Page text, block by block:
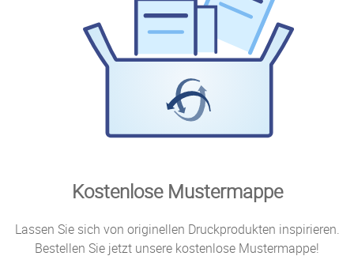
Kostenlose Mustermappe
Lassen Sie sich von originellen Druckprodukten inspirieren.
Bestellen Sie jetzt unsere kostenlose Mustermappe!